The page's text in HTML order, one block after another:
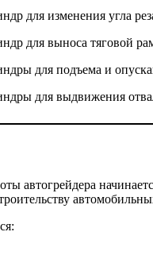
для изменения угла
для выноса тяговой
для подъема и
для выдвижения
автогрейдера